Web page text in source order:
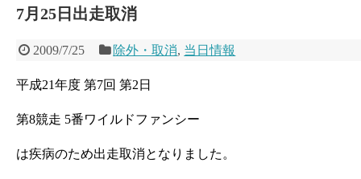
7月25日出走取消
2009/7/25 除外・取消, 当日情報
平成21年度 第7回 第2日
第8競走 5番ワイルドファンシー
は疾病のため出走取消となりました。